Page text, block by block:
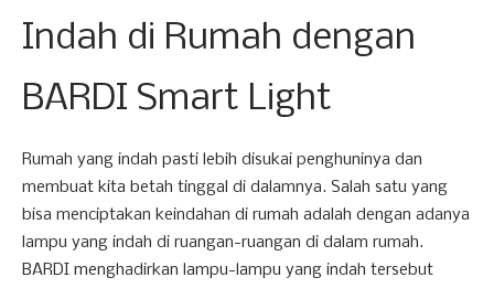
Indah di Rumah dengan
BARDI Smart Light
Rumah yang indah pasti lebih disukai penghuninya dan
membuat kita betah tinggal di dalamnya. Salah satu yang
bisa menciptakan keindahan di rumah adalah dengan adanya
lampu yang indah di ruangan-ruangan di dalam rumah.
BARDI menghadirkan lampu-lampu yang indah tersebut